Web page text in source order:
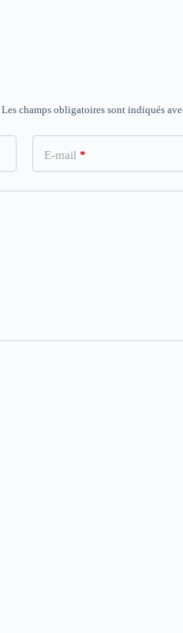
Les champs obligatoires sont indiqués
E-mail *